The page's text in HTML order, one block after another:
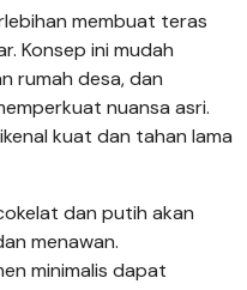
membuat teras
Konsep ini mudah
rumah desa, dan
nuansa asri.
kuat dan tahan lama
dan putih akan
menawan.
minimalis dapat